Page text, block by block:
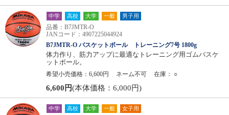
中学 高校 大学 一般 男子用
品番：B7JMTR-O
JANコード：4907225044924
B7JMTR-O バスケットボール トレーニング7号 1800g
体力作り、筋力アップに最適なトレーニング用ゴムバスケ
ットボール。
希望小売価格：6,600円
ネーム不可 在庫： ○
6,600円(本体価格：6,000円)
中学 高校 大学 一般 女子用